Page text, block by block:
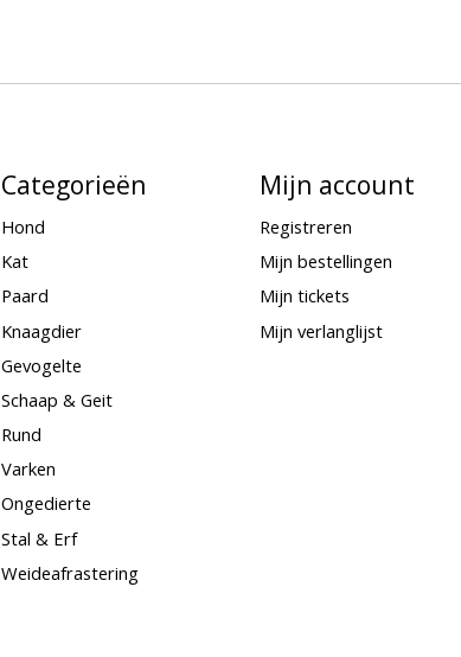
Categorieën
Hond
Kat
Paard
Knaagdier
Gevogelte
Schaap & Geit
Rund
Varken
Ongedierte
Stal & Erf
Weideafrastering
Mijn account
Registreren
Mijn bestellingen
Mijn tickets
Mijn verlanglijst